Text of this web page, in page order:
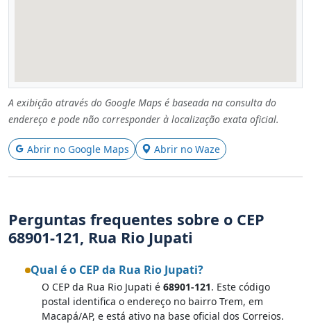
A exibição através do Google Maps é baseada na consulta do
endereço e pode não corresponder à localização exata oficial.
Abrir no Google Maps Abrir no Waze
Perguntas frequentes sobre o CEP
68901-121, Rua Rio Jupati
Qual é o CEP da Rua Rio Jupati?
O CEP da Rua Rio Jupati é 68901-121. Este código
postal identifica o endereço no bairro Trem, em
Macapá/AP, e está ativo na base oficial dos Correios.